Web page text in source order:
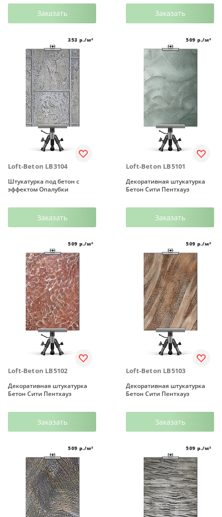
Заказать Заказать
Loft-Beton LB3104
Штукатурка под бетон с
эффектом Опалубки
353 р./м²
Заказать
Loft-Beton LB5101
Декоративная штукатурка
Бетон Сити Пентхауз
509 р./м²
Заказать
Loft-Beton LB5102
Декоративная штукатурка
Бетон Сити Пентхауз
509 р./м²
Заказать
Loft-Beton LB5103
Декоративная штукатурка
Бетон Сити Пентхауз
509 р./м²
Заказать
509 р./м² 509 р./м²